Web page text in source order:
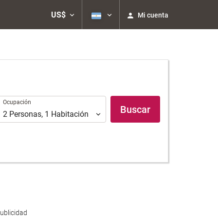
US$ Mi cuenta
Ocupación
2 Personas, 1 Habitación Buscar